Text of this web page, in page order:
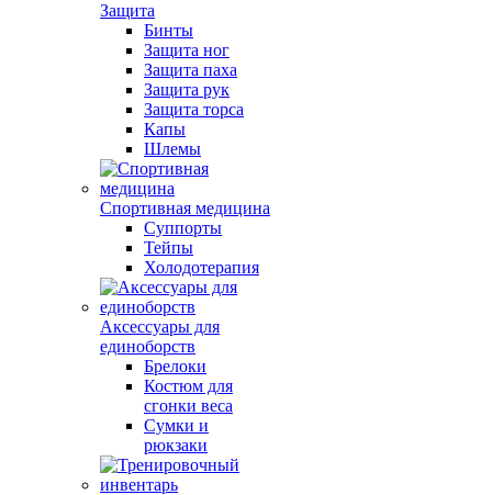
Защита
Бинты
Защита ног
Защита паха
Защита рук
Защита торса
Капы
Шлемы
Спортивная медицина
Суппорты
Тейпы
Холодотерапия
Аксессуары для
единоборств
Брелоки
Костюм для
сгонки веса
Сумки и
рюкзаки